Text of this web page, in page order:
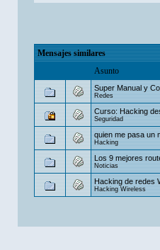
Mensajes similares
Asunto
Super Manual y
Redes
Curso: Hacking
Seguridad
quien me pasa un
Hacking
Los 9 mejores
Noticias
Hacking de redes
Hacking Wireless